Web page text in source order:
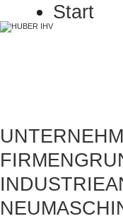
Start